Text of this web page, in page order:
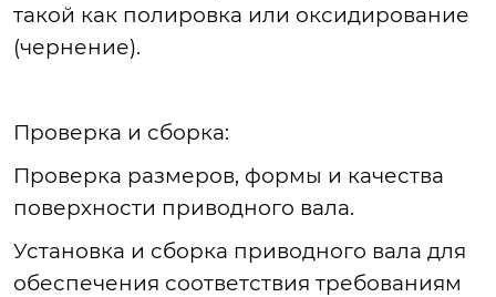
такой как полировка или оксидирование
(чернение).
Проверка и сборка:
Проверка размеров, формы и качества
поверхности приводного вала.
Установка и сборка приводного вала для
обеспечения соответствия требованиям